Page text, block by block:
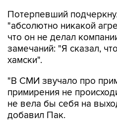
Потерпевший
"абсолютно никакой
что он не делал
замечаний: "Я сказал,
хамски".
"В СМИ звучало про
примирения не
не вела бы себя на
добавил Пак.